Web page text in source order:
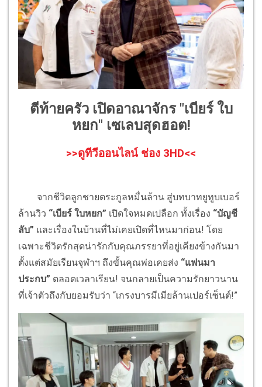
ตีท้ายครัว เปิดอาณาจักร "เบียร์ ใบ
หยก" เซเลบสุดฮอต!
>>ดูทีวีออนไลน์ ช่อง 3HD<<
จากชีวิตลูกชายตระกูลหมื่นล้าน สู่บทบาทยูทูบเบอร์
ล้านวิว “เบียร์ ใบหยก” เปิดใจหมดเปลือก ทั้งเรื่อง “บัญชี
ลับ” และเรื่องในบ้านที่ไม่เคยเปิดที่ไหนมาก่อน! โดย
เฉพาะชีวิตรักสุดน่ารักกับคุณภรรยาที่อยู่เคียงข้างกันมา
ตั้งแต่สมัยเรียนจุฬาฯ ถึงขั้นคุณพ่อเคยส่ง “แฟนมา
ประกบ” ตลอดเวลาเรียน! จนกลายเป็นความรักยาวนาน
ที่เจ้าตัวถึงกับยอมรับว่า “เกรงบารมีเมียล้านเปอร์เซ็นต์!”